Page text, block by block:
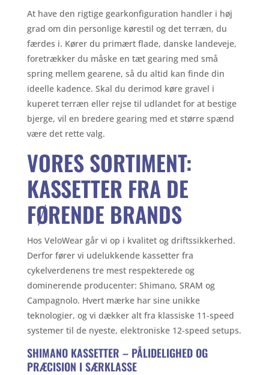
At have den rigtige gearkonfiguration handler i høj
grad om din personlige kørestil og det terræn, du
færdes i. Kører du primært flade, danske landeveje,
foretrækker du måske en tæt gearing med små
spring mellem gearene, så du altid kan finde din
ideelle kadence. Skal du derimod køre gravel i
kuperet terræn eller rejse til udlandet for at bestige
bjerge, vil en bredere gearing med et større spænd
være det rette valg.
VORES SORTIMENT:
KASSETTER FRA DE
FØRENDE BRANDS
Hos VeloWear går vi op i kvalitet og driftssikkerhed.
Derfor fører vi udelukkende kassetter fra
cykelverdenens tre mest respekterede og
dominerende producenter: Shimano, SRAM og
Campagnolo. Hvert mærke har sine unikke
teknologier, og vi dækker alt fra klassiske 11-speed
systemer til de nyeste, elektroniske 12-speed setups.
SHIMANO KASSETTER – PÅLIDELIGHED OG
PRÆCISION I SÆRKLASSE